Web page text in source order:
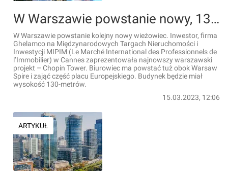
W Warszawie powstanie nowy, 130-metrowy wieżowiec Chopin Tower [WIZUALIZACJA]
W Warszawie powstanie kolejny nowy wieżowiec. Inwestor, firma
Ghelamco na Międzynarodowych Targach Nieruchomości i
Inwestycji MIPIM (Le Marché International des Professionnels de
l’Immobilier) w Cannes zaprezentowała najnowszy warszawski
projekt – Chopin Tower. Biurowiec ma powstać tuż obok Warsaw
Spire i zająć część placu Europejskiego. Budynek będzie miał
wysokość 130-metrów.
15.03.2023, 12:06
ARTYKUŁ